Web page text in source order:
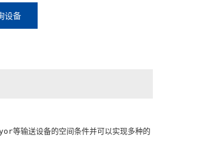
设备
等输送设备的空间条件并可以实现多种的